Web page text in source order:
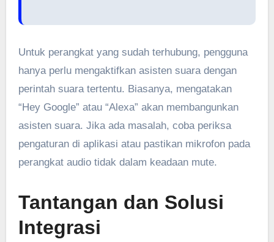
Untuk perangkat yang sudah terhubung, pengguna
hanya perlu mengaktifkan asisten suara dengan
perintah suara tertentu. Biasanya, mengatakan
“Hey Google” atau “Alexa” akan membangunkan
asisten suara. Jika ada masalah, coba periksa
pengaturan di aplikasi atau pastikan mikrofon pada
perangkat audio tidak dalam keadaan mute.
Tantangan dan Solusi
Integrasi